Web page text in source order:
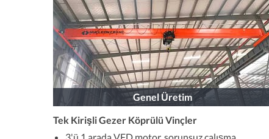
Genel Üretim
Tek Kirişli Gezer Köprülü Vinçler